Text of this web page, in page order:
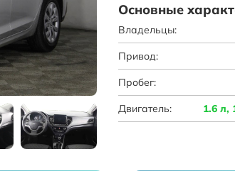
Основные
Владельцы:
Привод:
Пробег:
Двигатель: 1.6 л,